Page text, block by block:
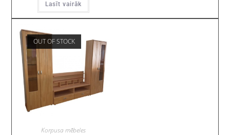
Lasīt vairāk
OUT OF STOCK
Korpusa mēbeles